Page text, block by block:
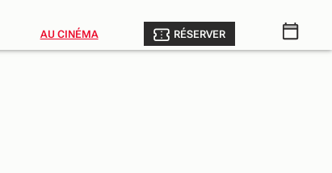
AU CINÉMA RÉSERVER